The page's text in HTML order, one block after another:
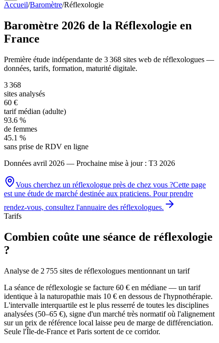
Accueil/Baromètre/Réflexologie
Baromètre 2026 de la Réflexologie en
France
Première étude indépendante de 3 368 sites web de réflexologues —
données, tarifs, formation, maturité digitale.
3 368
sites analysés
60 €
tarif médian (adulte)
93.6 %
de femmes
45.1 %
sans prise de RDV en ligne
Données avril 2026 — Prochaine mise à jour : T3 2026
Vous cherchez un réflexologue près de chez vous ?Cette page
est une étude de marché destinée aux praticiens. Pour prendre
rendez-vous, consultez l'annuaire des réflexologues.
Tarifs
Combien coûte une séance de réflexologie
?
Analyse de 2 755 sites de réflexologues mentionnant un tarif
La séance de réflexologie se facture 60 € en médiane — un tarif
identique à la naturopathie mais 10 € en dessous de l'hypnothérapie.
L'intervalle interquartile est le plus resserré de toutes les disciplines
analysées (50–65 €), signe d'un marché très normatif où l'alignement
sur un prix de référence local laisse peu de marge de différenciation.
Seule l'Île-de-France et Paris sortent de ce corridor.